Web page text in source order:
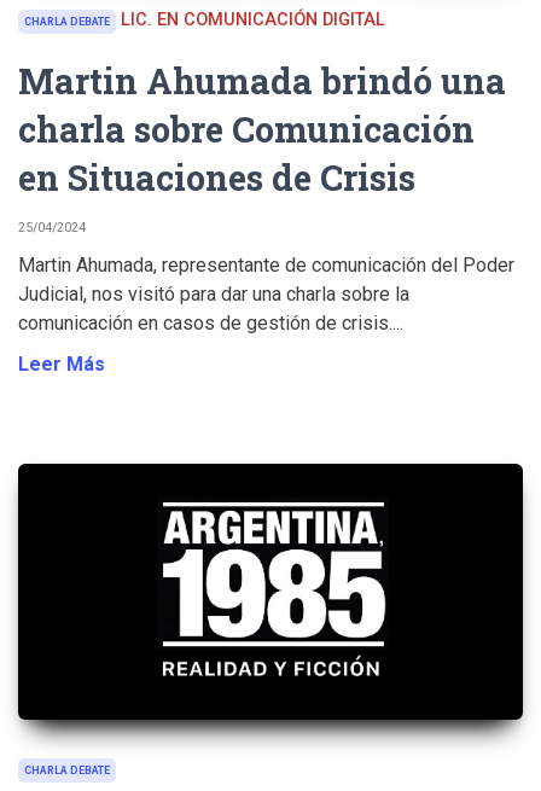
CHARLA DEBATE LIC. EN COMUNICACIÓN DIGITAL
Martin Ahumada brindó una
charla sobre Comunicación
en Situaciones de Crisis
25/04/2024
Martin Ahumada, representante de comunicación del Poder
Judicial, nos visitó para dar una charla sobre la
comunicación en casos de gestión de crisis....
Leer Más
CHARLA DEBATE